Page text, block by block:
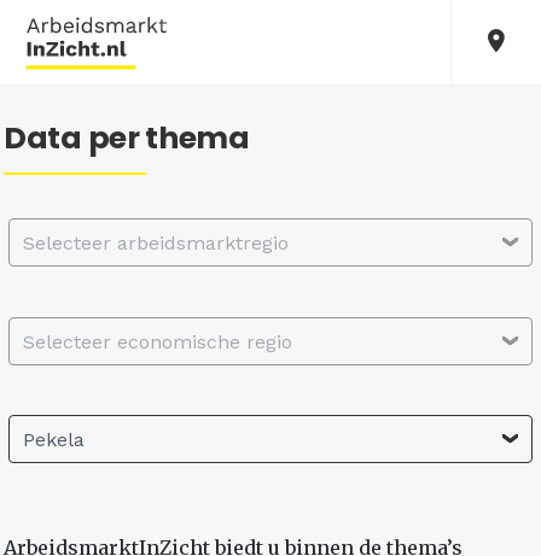
Data per thema
Selecteer arbeidsmarktregio
Selecteer economische regio
Pekela
ArbeidsmarktInZicht biedt u binnen de thema’s